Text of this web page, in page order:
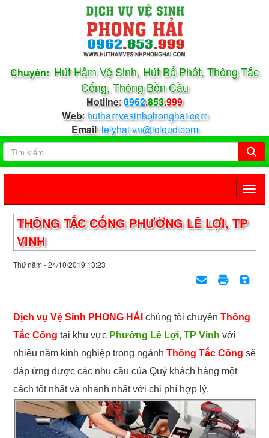
Chuyên: Hút Hầm Vệ Sinh, Hút Bể Phốt, Thông Tắc
Cống, Thông Bồn Cầu
Hotline:0962.853.999
Web: huthamvesinhphonghai.com
Email:lelyhai.vn@icloud.com
THÔNG TẮC CỐNG PHƯỜNG LÊ LỢI, TP
VINH
Thứ năm - 24/10/2019 13:23
Dịch vụ Vệ Sinh PHONG HẢI chúng tôi chuyên Thông
Tắc Cống tại khu vực Phường Lê Lợi, TP Vinh với
nhiều năm kinh nghiệp trong ngành Thông Tắc Cống sẽ
đáp ứng được các nhu cầu của Quý khách hàng một
cách tốt nhất và nhanh nhất với chi phí hợp lý.